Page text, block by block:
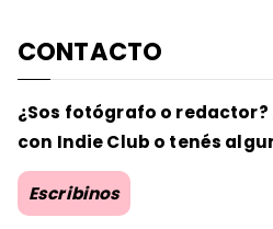
CONTACTO
¿Sos fotógrafo o
con Indie Club o tenés
Escribinos